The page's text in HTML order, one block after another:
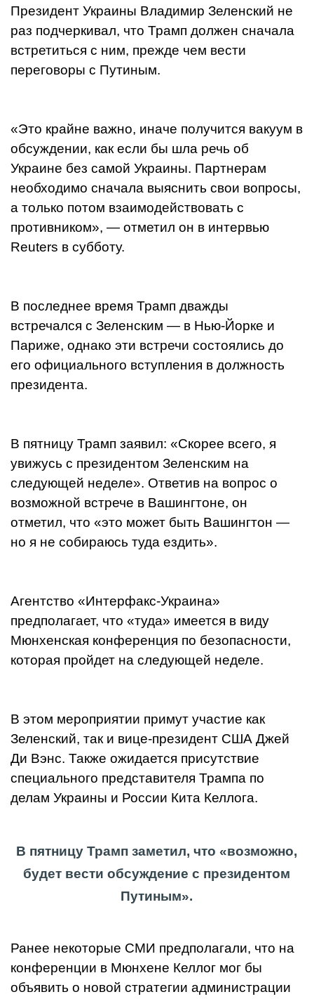
Президент Украины Владимир Зеленский не
раз подчеркивал, что Трамп должен сначала
встретиться с ним, прежде чем вести
переговоры с Путиным.
«Это крайне важно, иначе получится вакуум в
обсуждении, как если бы шла речь об
Украине без самой Украины. Партнерам
необходимо сначала выяснить свои вопросы,
а только потом взаимодействовать с
противником», — отметил он в интервью
Reuters в субботу.
В последнее время Трамп дважды
встречался с Зеленским — в Нью-Йорке и
Париже, однако эти встречи состоялись до
его официального вступления в должность
президента.
В пятницу Трамп заявил: «Скорее всего, я
увижусь с президентом Зеленским на
следующей неделе». Ответив на вопрос о
возможной встрече в Вашингтоне, он
отметил, что «это может быть Вашингтон —
но я не собираюсь туда ездить».
Агентство «Интерфакс-Украина»
предполагает, что «туда» имеется в виду
Мюнхенская конференция по безопасности,
которая пройдет на следующей неделе.
В этом мероприятии примут участие как
Зеленский, так и вице-президент США Джей
Ди Вэнс. Также ожидается присутствие
специального представителя Трампа по
делам Украины и России Кита Келлога.
В пятницу Трамп заметил, что «возможно,
будет вести обсуждение с президентом
Путиным».
Ранее некоторые СМИ предполагали, что на
конференции в Мюнхене Келлог мог бы
объявить о новой стратегии администрации